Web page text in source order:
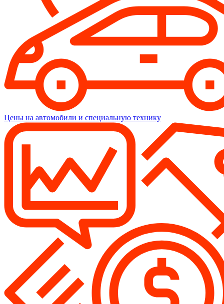
Цены на автомобили и специальную технику